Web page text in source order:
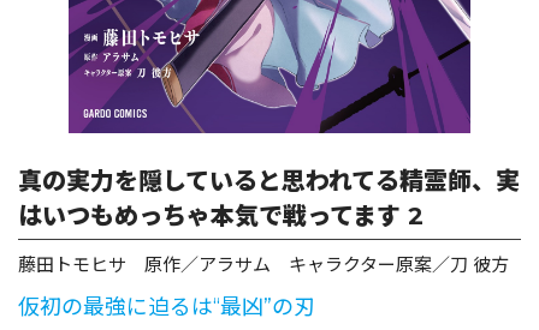
コミックガルド
リキューレ
真の実力を隠していると思われてる精霊師、実
はいつもめっちゃ本気で戦ってます 2
藤田トモヒサ 原作／アラサム キャラクター原案／刀 彼方
仮初の最強に迫るは“最凶”の刃